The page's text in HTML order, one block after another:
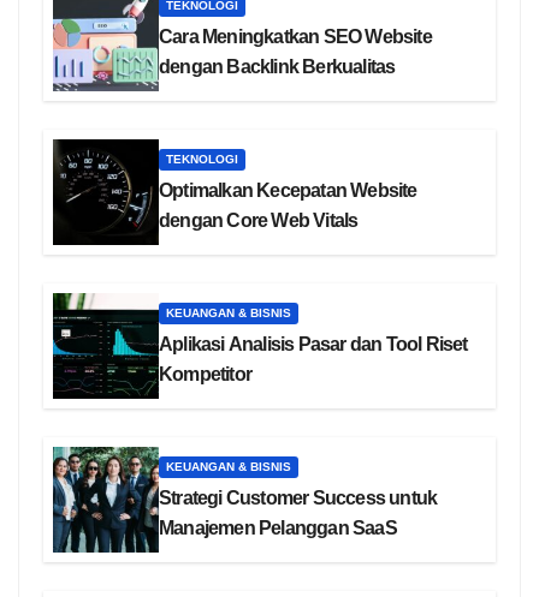
TEKNOLOGI
Cara Meningkatkan SEO Website
dengan Backlink Berkualitas
TEKNOLOGI
Optimalkan Kecepatan Website
dengan Core Web Vitals
KEUANGAN & BISNIS
Aplikasi Analisis Pasar dan Tool Riset
Kompetitor
KEUANGAN & BISNIS
Strategi Customer Success untuk
Manajemen Pelanggan SaaS